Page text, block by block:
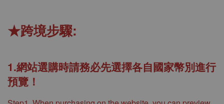
★跨境步驟:
1.網站選購時請務必先選擇各自國家幣別進行
預覽！